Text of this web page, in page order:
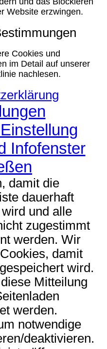
Website erzwingen.
Cookies und
im Detail auf unserer
nachlesen.
Einstellung
Infofenster
damit die
dauerhaft
und alle
zugestimmt
werden. Wir
damit
wird.
Mitteilung
werden.
notwendige
deaktivieren.